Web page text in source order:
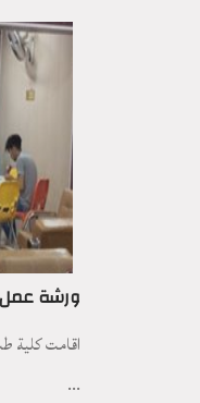
ورشة
اقامت كلية
...